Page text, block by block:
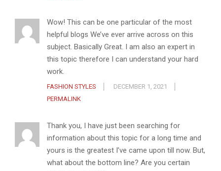
Wow! This can be one particular of the most
helpful blogs We’ve ever arrive across on this
subject. Basically Great. I am also an expert in
this topic therefore I can understand your hard
work.
FASHION STYLES
DECEMBER 1, 2021
PERMALINK
Thank you, I have just been searching for
information about this topic for a long time and
yours is the greatest I’ve came upon till now. But,
what about the bottom line? Are you certain